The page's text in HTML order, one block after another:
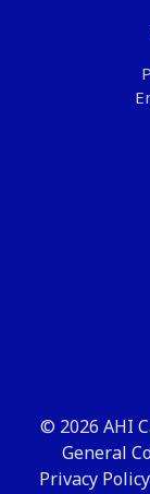
© 2026 AHI
General
Privacy Policy